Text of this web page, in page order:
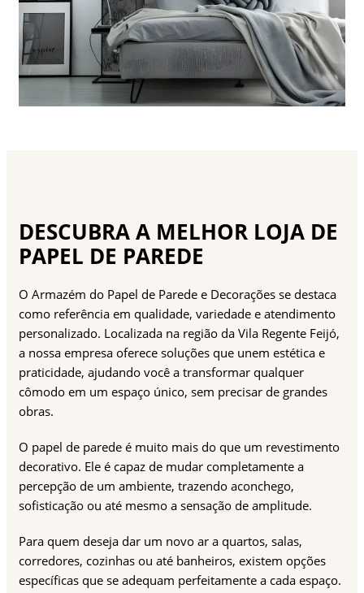
DESCUBRA A MELHOR LOJA DE
PAPEL DE PAREDE
O Armazém do Papel de Parede e Decorações se destaca
como referência em qualidade, variedade e atendimento
personalizado. Localizada na região da Vila Regente Feijó,
a nossa empresa oferece soluções que unem estética e
praticidade, ajudando você a transformar qualquer
cômodo em um espaço único, sem precisar de grandes
obras.
O papel de parede é muito mais do que um revestimento
decorativo. Ele é capaz de mudar completamente a
percepção de um ambiente, trazendo aconchego,
sofisticação ou até mesmo a sensação de amplitude.
Para quem deseja dar um novo ar a quartos, salas,
corredores, cozinhas ou até banheiros, existem opções
específicas que se adequam perfeitamente a cada espaço.